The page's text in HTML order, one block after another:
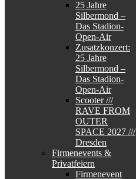
25 Jahre
Silbermond –
Das Stadion-
Open-Air
Zusatzkonzert:
25 Jahre
Silbermond –
Das Stadion-
Open-Air
Scooter ///
RAVE FROM
OUTER
SPACE 2027 ///
Dresden
Firmenevents &
Privatfeiern
Firmenevent